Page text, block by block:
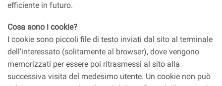
efficiente in futuro.
Cosa sono i cookie?
I cookie sono piccoli file di testo inviati dal sito al terminale
dell’interessato (solitamente al browser), dove vengono
memorizzati per essere poi ritrasmessi al sito alla
successiva visita del medesimo utente. Un cookie non può